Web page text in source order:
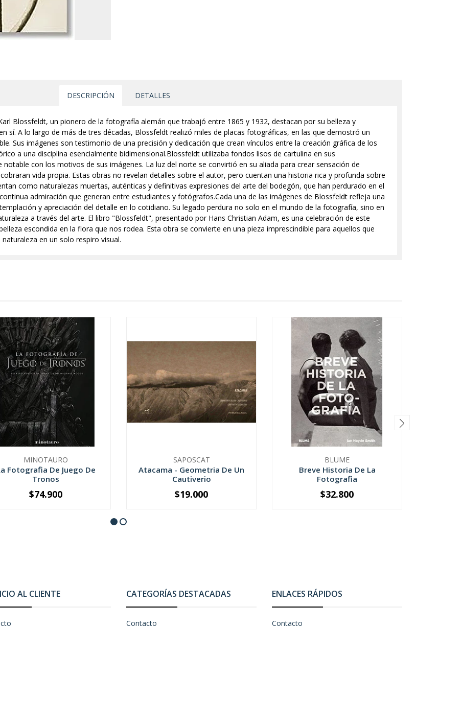
DESCRIPCIÓN DETALLES
Blossfeldt, un pionero de la fotografía alemán que trabajó entre 1865 y 1932, destacan por su belleza y
sí. A lo largo de más de tres décadas, Blossfeldt realizó miles de placas fotográficas, en las que demostró un
Sus imágenes son testimonio de una precisión y dedicación que crean vínculos entre la creación gráfica de los
a una disciplina esencialmente bidimensional.Blossfeldt utilizaba fondos lisos de cartulina en sus
con los motivos de sus imágenes. La luz del norte se convirtió en su aliada para crear sensación de
vida propia. Estas obras no revelan detalles sobre el autor, pero cuentan una historia rica y profunda sobre
como naturalezas muertas, auténticas y definitivas expresiones del arte del bodegón, que han perdurado en el
admiración que generan entre estudiantes y fotógrafos.Cada una de las imágenes de Blossfeldt refleja una
y apreciación del detalle en lo cotidiano. Su legado perdura no solo en el mundo de la fotografía, sino en
a través del arte. El libro "Blossfeldt", presentado por Hans Christian Adam, es una celebración de este
escondida en la flora que nos rodea. Esta obra se convierte en una pieza imprescindible para aquellos que
en un solo respiro visual.
MINOTAURO
Fotografia De Juego De
Tronos
+
$74.900
SAPOSCAT
Atacama - Geometria De Un
Cautiverio
+
$19.000
BLUME
Breve Historia De La
Fotografia
+
$32.800
AL CLIENTE CATEGORÍAS DESTACADAS
Contacto
ENLACES RÁPIDOS
Contacto